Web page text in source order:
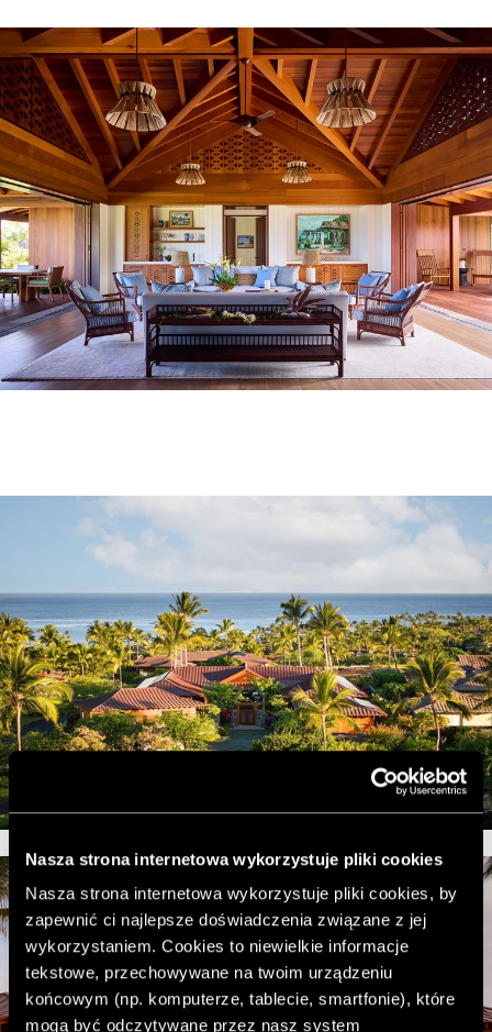
Nasza strona internetowa wykorzystuje pliki cookies
Nasza strona internetowa wykorzystuje pliki cookies, by
zapewnić ci najlepsze doświadczenia związane z jej
wykorzystaniem. Cookies to niewielkie informacje
tekstowe, przechowywane na twoim urządzeniu
końcowym (np. komputerze, tablecie, smartfonie), które
mogą być odczytywane przez nasz system